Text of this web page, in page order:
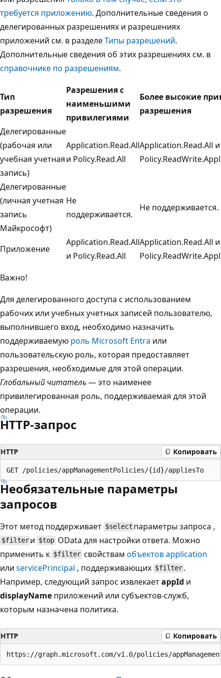
требуется приложению. Дополнительные сведения о
делегированных разрешениях и разрешениях
приложений см. в разделеТипы разрешений.
Дополнительные сведения об этих разрешениях см. в
справочнике по разрешениям.
Тип
разрешения
Разрешения с
наименьшими
привилегиями
Более высокие
разрешения
Делегированные
(рабочая или
учебная учетная
запись)
Application.Read.All
и Policy.Read.All
Application.Read.All и
Делегированные
(личная учетная
запись
Майкрософт)
Не
поддерживается.
Не поддерживается.
Приложение
Application.Read.All
и Policy.Read.All
Application.Read.All и
Важно!
Для делегированного доступа с использованием
рабочих или учебных учетных записей пользователю,
выполнившего вход, необходимо назначить
поддерживаемую роль Microsoft Entra или
пользовательскую роль, которая предоставляет
разрешения, необходимые для этой операции.
Глобальный читатель— это наименее
привилегированная роль, поддерживаемая для этой
операции.
HTTP-запрос
HTTP Копировать
Необязательные параметры
запросов
Этот метод поддерживает $select параметры запроса ,
$filter и $topOData для настройки ответа. Можно
применить к $filter свойствамобъектов application
или servicePrincipal , поддерживающих $filter .
Например, следующий запрос извлекаетappId и
displayName приложений или субъектов-служб,
которым назначена политика.
HTTP Копировать